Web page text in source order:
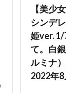
【美少
シンデ
姫ver.
て。白
ルミナ
2022年8